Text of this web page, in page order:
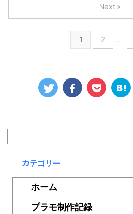
1 2 …
Next »
カテゴリー
ホーム
プラモ制作記録